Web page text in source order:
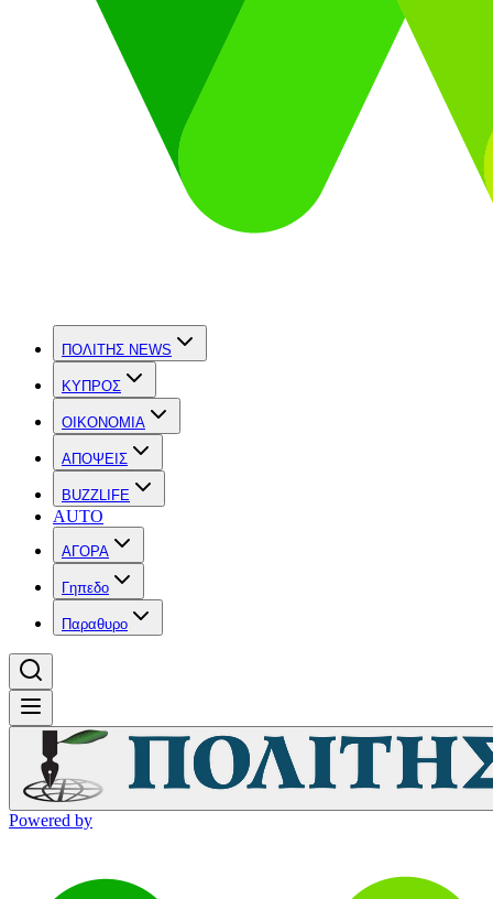
ΠΟΛΙΤΗΣ NEWS
ΚΥΠΡΟΣ
OIKONOMIA
ΑΠΟΨΕΙΣ
BUZZLIFE
AUTO
ΑΓΟΡΑ
Γηπεδο
Παραθυρο
Powered by